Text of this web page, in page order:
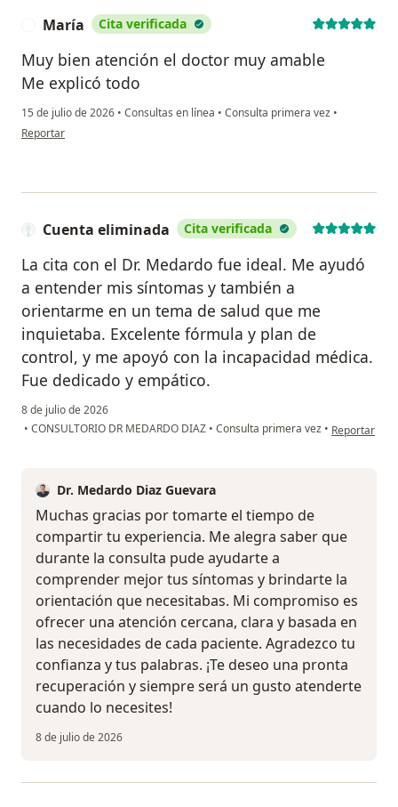
María Cita verificada
Muy bien atención el doctor muy amable
Me explicó todo
15 de julio de 2026 • Consultas en línea • Consulta primera vez •
en opinión del usuario María
Reportar
Cuenta eliminada Cita verificada
La cita con el Dr. Medardo fue ideal. Me ayudó
a entender mis síntomas y también a
orientarme en un tema de salud que me
inquietaba. Excelente fórmula y plan de
control, y me apoyó con la incapacidad médica.
Fue dedicado y empático.
8 de julio de 2026
• CONSULTORIO DR MEDARDO DIAZ • Consulta primera vez • en opinión
Reportar
Dr. Medardo Diaz Guevara
Muchas gracias por tomarte el tiempo de
compartir tu experiencia. Me alegra saber que
durante la consulta pude ayudarte a
comprender mejor tus síntomas y brindarte la
orientación que necesitabas. Mi compromiso es
ofrecer una atención cercana, clara y basada en
las necesidades de cada paciente. Agradezco tu
confianza y tus palabras. ¡Te deseo una pronta
recuperación y siempre será un gusto atenderte
cuando lo necesites!
8 de julio de 2026